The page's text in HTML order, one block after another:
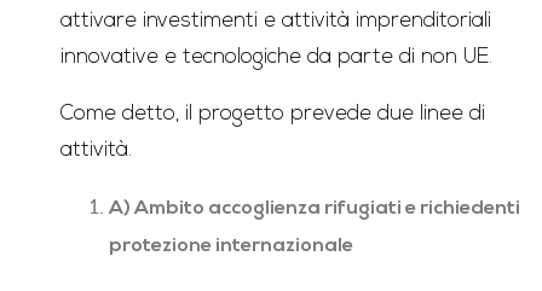
attivare investimenti e attività imprenditoriali
innovative e tecnologiche da parte di non UE.
Come detto, il progetto prevede due linee di
attività.
A) Ambito accoglienza rifugiati e richiedenti
protezione internazionale